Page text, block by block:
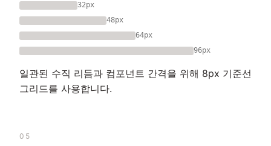
32px
48px
64px
96px
일관된 수직 리듬과 컴포넌트 간격을 위해 8px 기준선
그리드를 사용합니다.
05